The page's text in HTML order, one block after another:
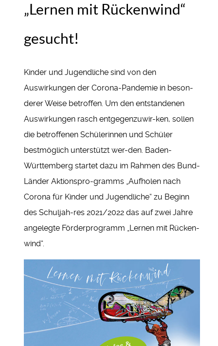
„Lernen mit Rückenwind“
gesucht!
Kinder und Jugendliche sind von den
Auswirkungen der Corona-Pandemie in beson-
derer Weise betroffen. Um den entstandenen
Auswirkungen rasch entgegenzuwir-ken, sollen
die betroffenen Schülerinnen und Schüler
bestmöglich unterstützt wer-den. Baden-
Württemberg startet dazu im Rahmen des Bund-
Länder Aktionspro-gramms „Aufholen nach
Corona für Kinder und Jugendliche“ zu Beginn
des Schuljah-res 2021/2022 das auf zwei Jahre
angelegte Förderprogramm „Lernen mit Rücken-
wind“.